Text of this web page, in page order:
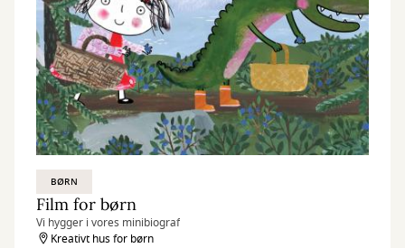
BØRN
Film for børn
Vi hygger i vores minibiograf
Kreativt hus for børn